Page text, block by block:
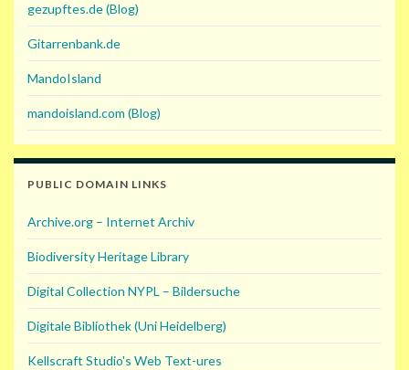
gezupftes.de (Blog)
Gitarrenbank.de
MandoIsland
mandoisland.com (Blog)
PUBLIC DOMAIN LINKS
Archive.org – Internet Archiv
Biodiversity Heritage Library
Digital Collection NYPL – Bildersuche
Digitale Bibliothek (Uni Heidelberg)
Kellscraft Studio's Web Text-ures